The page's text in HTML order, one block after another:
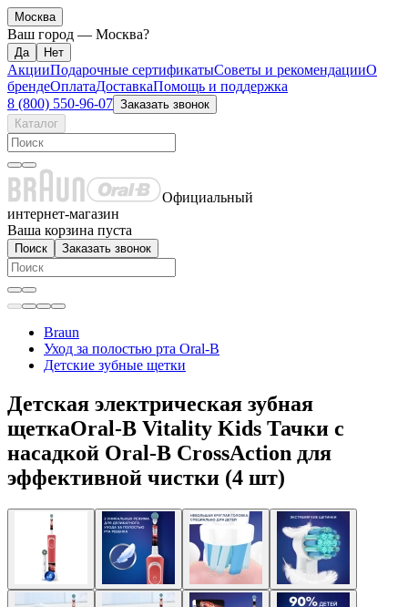
Москва
Ваш город — Москва?
АкцииПодарочные сертификатыСоветы и рекомендацииО
брендеОплатаДоставкаПомощь и поддержка
8 (800) 550-96-07 Заказать звонок
Каталог
Официальный
интернет-магазин
Ваша корзина пуста
Поиск Заказать звонок
Braun
Уход за полостью рта Oral-B
Детские зубные щетки
Детская электрическая зубная
щеткаOral-B Vitality Kids Тачки с
насадкой Oral-B CrossAction для
эффективной чистки (4 шт)